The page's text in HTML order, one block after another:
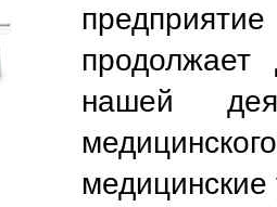
продолжает
нашей